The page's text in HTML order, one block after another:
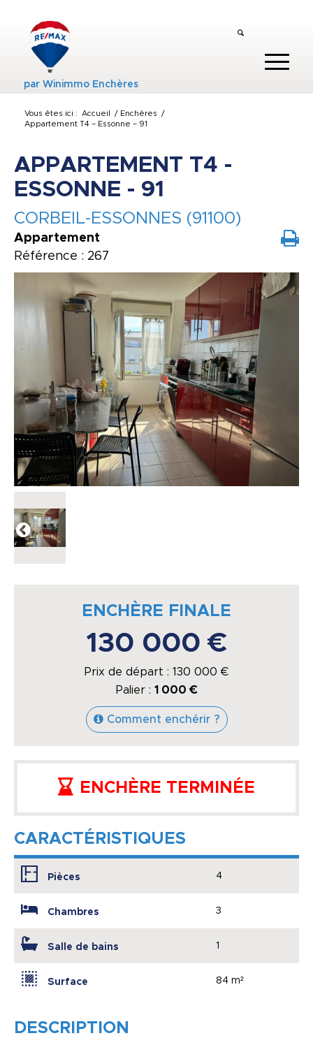
parWinimmo Enchères
Vous êtes ici : Accueil / Enchères
/
Appartement T4 – Essonne – 91
APPARTEMENT T4 -
ESSONNE - 91
CORBEIL-ESSONNES (91100)
Appartement
Référence : 267
ENCHÈRE FINALE
130 000 €
Prix de départ : 130 000 €
Palier : 1 000 €
Comment enchérir ?
ENCHÈRE TERMINÉE
CARACTÉRISTIQUES
Pièces 4
Chambres 3
Salle de bains 1
Surface 84 m²
DESCRIPTION